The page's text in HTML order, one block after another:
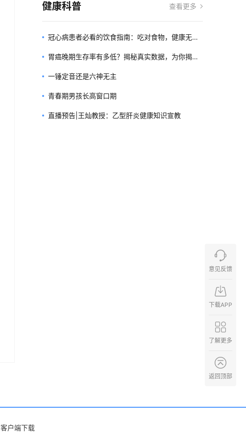
健康科普 查看更多
冠心病患者必看的饮食指南：吃对食物，健康无
忧！
胃癌晚期生存率有多低？揭秘真实数据，为你揭示
真相！
一锤定音还是六神无主
青春期男孩长高窗口期
直播预告|王灿教授：乙型肝炎健康知识宣教
客户端下载
意见反馈
下载APP
了解更多
返回顶部